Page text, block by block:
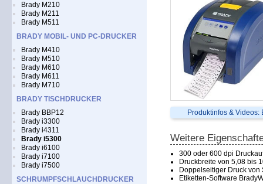
Brady M210
Brady M211
Brady M511
BRADY MOBIL- UND PC-DRUCKER
Brady M410
Brady M510
Brady M610
Brady M611
Brady M710
BRADY TISCHDRUCKER
Brady BBP12
Brady i3300
Brady i4311
Brady i5300
Brady i6100
Brady i7100
Brady i7500
SCHRUMPFSCHLAUCHDRUCKER
Produktinfos & Videos:
Weitere
300 oder 600 dpi
Druckbreite von 5,08 bis
Doppelseitiger Druck
Etiketten-Software